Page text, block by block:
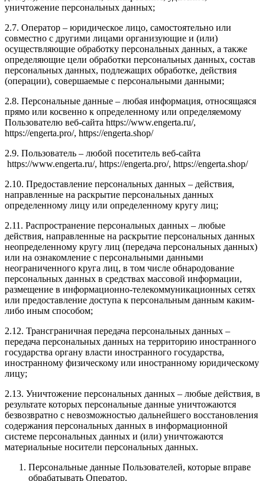
уничтожение персональных данных;
2.7. Оператор – юридическое лицо, самостоятельно или
совместно с другими лицами организующие и (или)
осуществляющие обработку персональных данных, а также
определяющие цели обработки персональных данных, состав
персональных данных, подлежащих обработке, действия
(операции), совершаемые с персональными данными;
2.8. Персональные данные – любая информация, относящаяся
прямо или косвенно к определенному или определяемому
Пользователю веб-сайта https://www.engerta.ru/,
https://engerta.pro/, https://engerta.shop/
2.9. Пользователь – любой посетитель веб-сайта
https://www.engerta.ru/, https://engerta.pro/, https://engerta.shop/
2.10. Предоставление персональных данных – действия,
направленные на раскрытие персональных данных
определенному лицу или определенному кругу лиц;
2.11. Распространение персональных данных – любые
действия, направленные на раскрытие персональных данных
неопределенному кругу лиц (передача персональных данных)
или на ознакомление с персональными данными
неограниченного круга лиц, в том числе обнародование
персональных данных в средствах массовой информации,
размещение в информационно-телекоммуникационных сетях
или предоставление доступа к персональным данным каким-
либо иным способом;
2.12. Трансграничная передача персональных данных –
передача персональных данных на территорию иностранного
государства органу власти иностранного государства,
иностранному физическому или иностранному юридическому
лицу;
2.13. Уничтожение персональных данных – любые действия, в
результате которых персональные данные уничтожаются
безвозвратно с невозможностью дальнейшего восстановления
содержания персональных данных в информационной
системе персональных данных и (или) уничтожаются
материальные носители персональных данных.
Персональные данные Пользователей, которые вправе
обрабатывать Оператор.